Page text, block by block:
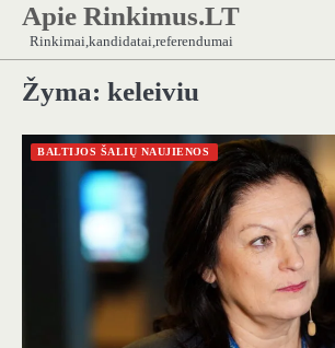
Skip
content
Apie Rinkimus.LT
Rinkimai,kandidatai,referendumai
Žyma: keleiviu
BALTIJOS ŠALIŲ NAUJIENOS